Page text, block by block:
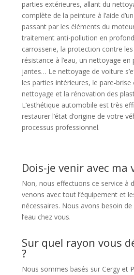
parties extérieures, allant du
complète de la peinture à l’aide
passant par les éléments du
traitement anti-pollution en
carrosserie, la protection contre
résistance à l’eau, un nettoyage
jantes… Le nettoyage de voiture
les parties intérieures, le pare-brise
nettoyage et la rénovation des
L’esthétique automobile est très
restaurer l’état d’origine de votre
processus professionnel.
Dois-je venir avec ma
Non, nous effectuons ce service à
venons avec tout l’équipement et
nécessaires. Nous avons besoin
l’eau chez vous.
Sur quel rayon vous
?
Nous sommes basés sur Cergy et